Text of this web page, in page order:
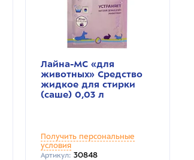
Лайна-МС «для
животных» Средство
жидкое для стирки
(саше) 0,03 л
Получить персональные
условия
Артикул: 30848